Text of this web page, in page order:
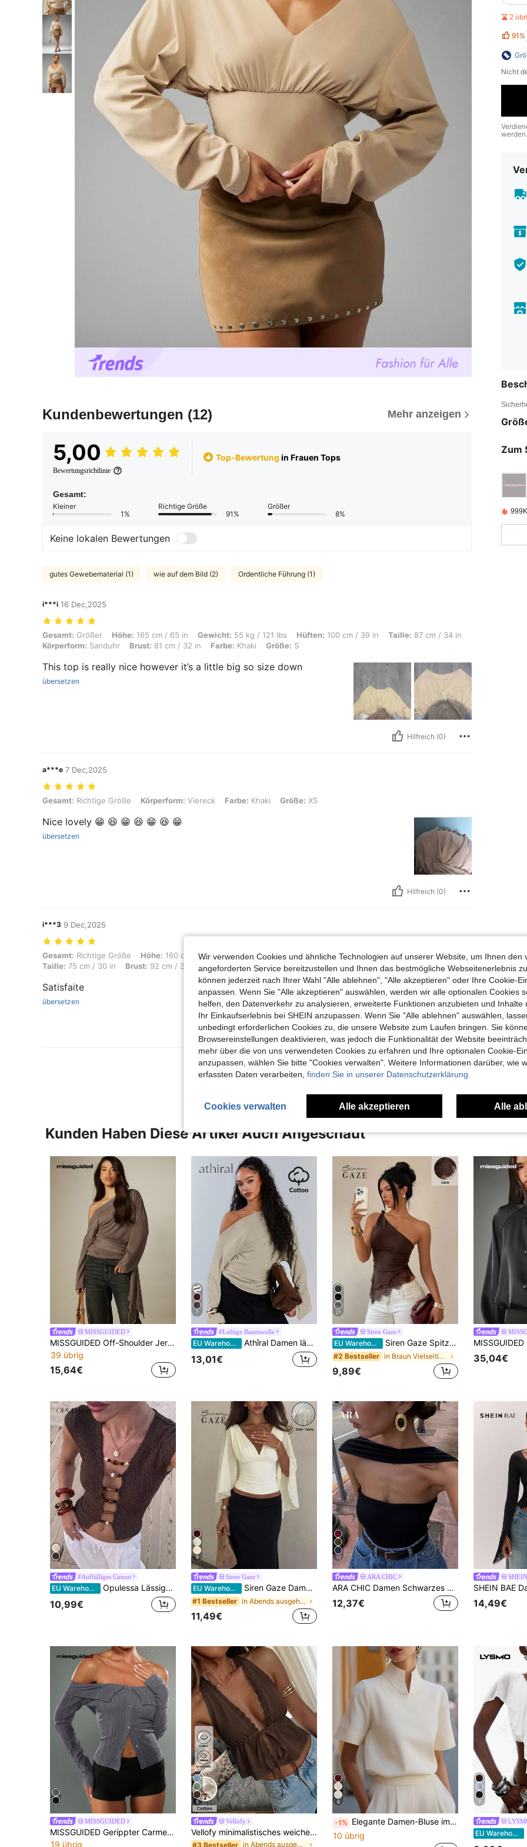
Kundenbewertungen (12) Mehr anzeigen
5,00
Bewertungsrichtlinie
Top-Bewertung in Frauen Tops
Gesamt:
Kleiner
1%
Richtige Größe
91%
Größer
8%
Keine lokalen Bewertungen
gutes Gewebematerial (1) wie auf dem Bild (2) Ordentliche Führung (1)
i***i 16 Dec,2025
Gesamt: Größer, Höhe: 165 cm / 65 in, Gewicht: 55 kg / 121 lbs, Hüften: 100 cm / 39 in, Taille: 87 cm / 34 in, Körperform: Sanduhr, Brust: 81 cm / 32 in,
Gesamt: Größer Höhe: 165 cm / 65 in Gewicht: 55 kg / 121 lbs Hüften: 100 cm / 39 in Taille: 87 cm / 34 in
Körperform: Sanduhr Brust: 81 cm / 32 in Farbe: Khaki Größe: S
This top is really nice however it’s a little big so size down
übersetzen
Hilfreich (0)
a***e 7 Dec,2025
Gesamt: Richtige Größe, Körperform: Viereck, Farbe: Khaki, Größe: XS
Gesamt: Richtige Größe Körperform: Viereck Farbe: Khaki Größe: XS
Nice lovely 😁 😆 😁 😆 😁 😆 😁
übersetzen
Hilfreich (0)
i***3 9 Dec,2025
Gesamt: Richtige Größe, Höhe: 160 cm / 63 in, Gewicht: 35 kg / 77 lbs, Hüften: 103 cm / 41 in, Taille: 75 cm / 30 in, Brust: 92 cm / 36 in, Farbe: Khaki,
Gesamt: Richtige Größe Höhe: 160 cm / 63 in Gewicht:35 kg / 77 lbs Hüften:103 cm / 41 in
Taille: 75 cm / 30 in Brust: 92 cm / 36 in Farbe:Khaki Größe:M
Satisfaite
übersetzen
Hilfreich (0)
Mehr Bewertungen Ansehen
2
91%
Nicht
werden.
Zum
Kunden Haben Diese Artikel Auch Angeschaut
MISSGUIDED
MISSGUIDED Off-Shoulder Jersey-Stricktop mit Bindung, geraffter Taille, langen Ärmeln, drapiertem Wickelstil, lässig-schick, Herbst-Top
39 übrig
15,64€
7
#Luftige Baumwolle
EU Warehouse Athîral Damen lässiges einfarbiges asymmetrisches Oberteil mit Kragen und Kordelzug, Herbst
13,01€
21
Siren Gaze
EU Warehouse Siren Gaze Spitzen-Patchwork Twist Knoten Schulterfrei Top, elegantes figurbetontes Damen Top, Karnevals Top, lässiger Sommerstil, asymmetrisches Schulter Top, rückenfreies Top, Party Top, Musikfestival
#2 Bestseller in Braun Vielseitige Alltagsoberteile
9,89€
35,04€
#Auffälliges Cutout
EU Warehouse Opulessa Lässiges Urlaubs-Einfarbiges Strick-T-Shirt für Damen
10,99€
6
Siren Gaze
EU Warehouse Siren Gaze Damen Bluse in Unifarbe mit tiefem V-Ausschnitt, plissiert, lässig, vielseitig, für den täglichen Gebrauch
#1 Bestseller in Abends ausgehen Frauen Blusen
11,49€
12
ARA CHIC
ARA CHIC Damen Schwarzes Französischer Stil Schulterfrei Neckholder Crop Top, Exquisites Rückenfreies Figurbetontes Ärmelloses Top, Geeignet für Dates und Urlaub
12,37€ 14,49€
MISSGUIDED
MISSGUIDED Gerippter Carmen-Pullover mit Knopfleiste und Langarm-Strickoberteil für Herbst und Winter
19 übrig
5
Vellofy
Vellofy minimalistisches weiches kaffeebraunes Leinenmischung Spitzen-Top Sommer
#3 Bestseller in Abends ausgehen Damen Oberteile
6
-1% Elegante Damen-Bluse im chinesischen Stil mit Stehkragen und kurzen Ärmeln, einfarbig, für Sommer, Lässig, Urlaub, College, Strand und Büro
10 übrig
7
EU Warehouse
Wir verwenden Cookies und ähnliche Technologien auf unserer Website, um Ihnen den
angeforderten Service bereitzustellen und Ihnen das bestmögliche Webseitenerlebnis
können jederzeit nach Ihrer Wahl "Alle ablehnen", "Alle akzeptieren" oder Ihre Cookie-
anpassen. Wenn Sie "Alle akzeptieren" auswählen, werden wir alle optionalen Cookies
helfen, den Datenverkehr zu analysieren, erweiterte Funktionen anzubieten und Inhalte
Ihr Einkaufserlebnis bei SHEIN anzupassen. Wenn Sie "Alle ablehnen" auswählen,
unbedingt erforderlichen Cookies zu, die unsere Website zum Laufen bringen. Sie
Browsereinstellungen deaktivieren, was jedoch die Funktionalität der Website
mehr über die von uns verwendeten Cookies zu erfahren und Ihre optionalen Cookie-
anzupassen, wählen Sie bitte "Cookies verwalten". Weitere Informationen darüber, wie
erfassten Daten verarbeiten, finden Sie in unserer Datenschutzerklärung.
Cookies verwalten Alle akzeptieren Alle